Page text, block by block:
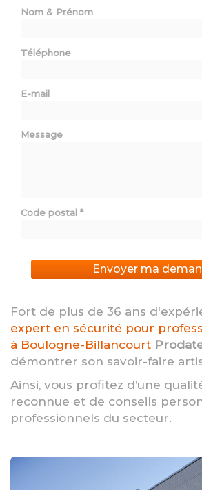
Nom & Prénom
Téléphone
E-mail
Message
Code postal *
Envoyer ma
Fort de plus de 36 ans
expert en sécurité pour
à Boulogne-Billancourt
démontrer son savoir-faire
Ainsi, vous profitez d’une
reconnue et de conseils
professionnels du secteur.